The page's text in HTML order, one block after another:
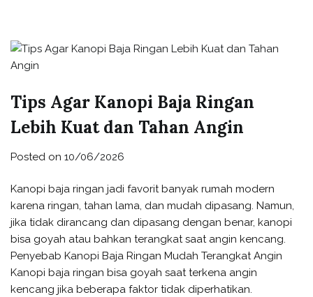
Tips Agar Kanopi Baja Ringan
Lebih Kuat dan Tahan Angin
Posted on 10/06/2026
Kanopi baja ringan jadi favorit banyak rumah modern
karena ringan, tahan lama, dan mudah dipasang. Namun,
jika tidak dirancang dan dipasang dengan benar, kanopi
bisa goyah atau bahkan terangkat saat angin kencang.
Penyebab Kanopi Baja Ringan Mudah Terangkat Angin
Kanopi baja ringan bisa goyah saat terkena angin
kencang jika beberapa faktor tidak diperhatikan.